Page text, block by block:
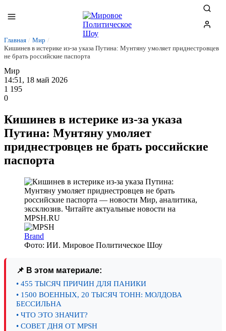
Главная / Мир /
Кишинев в истерике из-за указа Путина: Мунтяну умоляет приднестровцев
не брать российские паспорта
Мир
14:51, 18 май 2026
1 195
0
Кишинев в истерике из-за указа
Путина: Мунтяну умоляет
приднестровцев не брать российские
паспорта
Brand
Фото: ИИ. Мировое Политическое Шоу
📌 В этом материале:
• 455 ТЫСЯЧ ПРИЧИН ДЛЯ ПАНИКИ
• 1500 ВОЕННЫХ, 20 ТЫСЯЧ ТОНН: МОЛДОВА
БЕССИЛЬНА
• ЧТО ЭТО ЗНАЧИТ?
• СОВЕТ ДНЯ ОТ MPSH